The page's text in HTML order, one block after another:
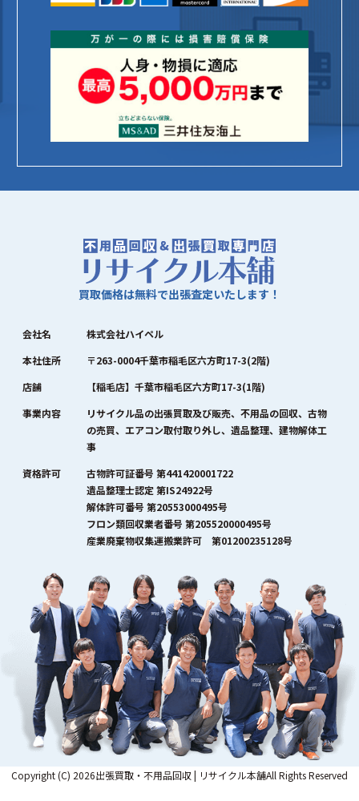
買取価格は無料で出張査定いたします！
会社名
株式会社ハイペル
本社住所
〒263-0004千葉市稲毛区六方町17-3(2階)
店舗
【稲毛店】千葉市稲毛区六方町17-3(1階)
事業内容
リサイクル品の出張買取及び販売、不用品の回収、古物
の売買、エアコン取付取り外し、遺品整理、建物解体工
事
資格許可
古物許可証番号 第441420001722
遺品整理士認定 第IS24922号
解体許可番号 第20553000495号
フロン類回収業者番号 第205520000495号
産業廃棄物収集運搬業許可 第01200235128号
Copyright (C) 2026出張買取・不用品回収 | リサイクル本舗All Rights Reserved